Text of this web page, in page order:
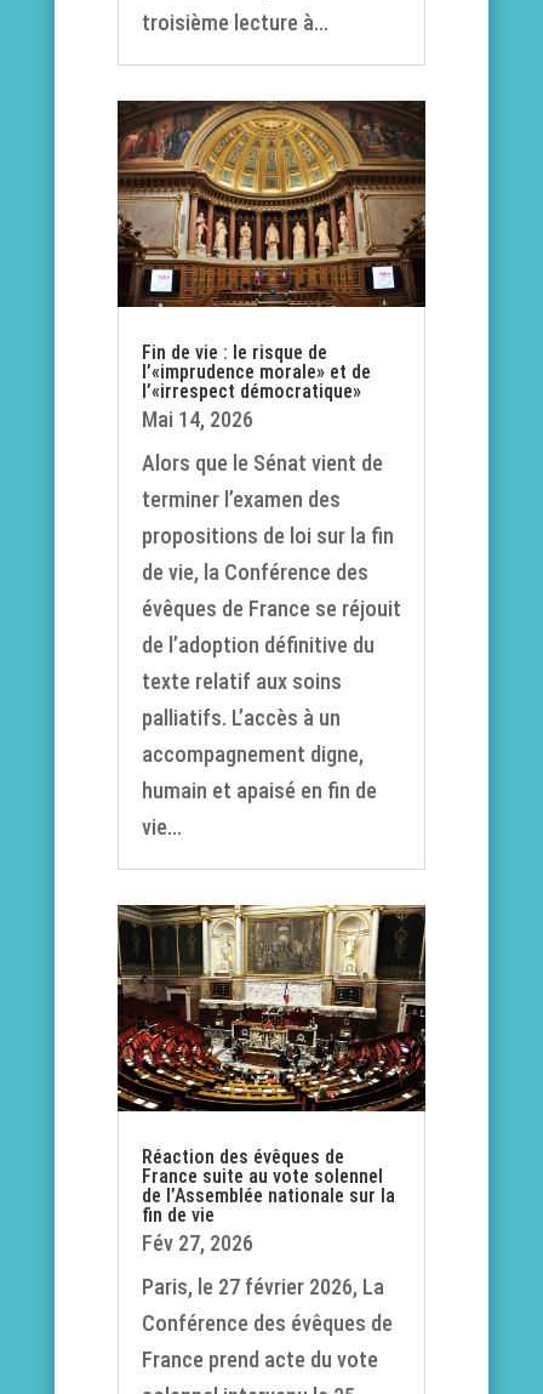
troisième lecture à...
Fin de vie : le risque de
l’«imprudence morale» et de
l’«irrespect démocratique»
Mai 14, 2026
Alors que le Sénat vient de
terminer l’examen des
propositions de loi sur la fin
de vie, la Conférence des
évêques de France se réjouit
de l’adoption définitive du
texte relatif aux soins
palliatifs. L’accès à un
accompagnement digne,
humain et apaisé en fin de
vie...
Réaction des évêques de
France suite au vote solennel
de l’Assemblée nationale sur la
fin de vie
Fév 27, 2026
Paris, le 27 février 2026, La
Conférence des évêques de
France prend acte du vote